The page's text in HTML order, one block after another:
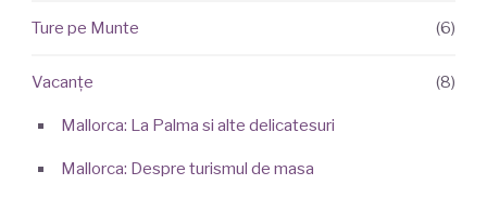
Ture pe Munte (6)
Vacanțe (8)
Mallorca: La Palma si alte delicatesuri
Mallorca: Despre turismul de masa